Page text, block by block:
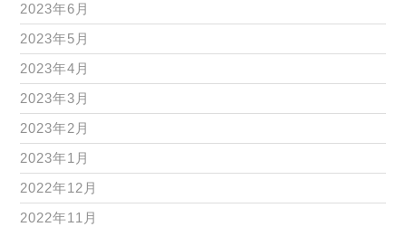
2023年6月
2023年5月
2023年4月
2023年3月
2023年2月
2023年1月
2022年12月
2022年11月